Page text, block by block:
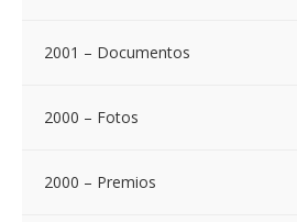
2001 – Documentos
2000 – Fotos
2000 – Premios